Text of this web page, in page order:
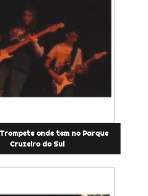
onde tem no Parque
Cruzeiro do Sul